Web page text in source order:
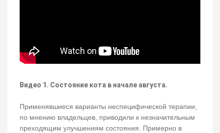
Видео 1. Состояние кота в начале августа.
Применявшиеся варианты неспецифической терапии,
по мнению владельцев, приводили к незначительным
преходящим улучшениям состояния. Примерно в